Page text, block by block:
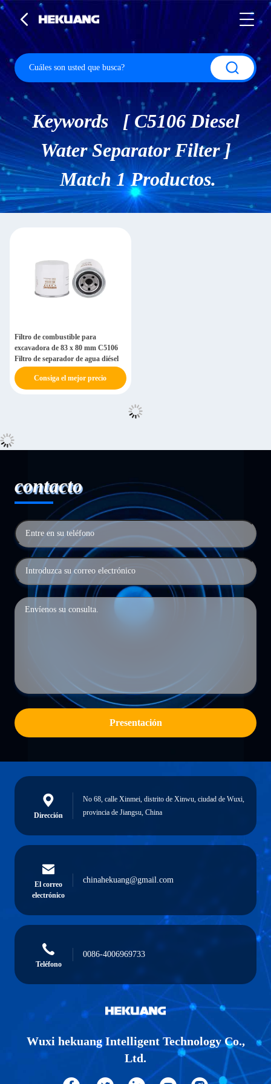
Keywords [ C5106 Diesel
Water Separator Filter ]
Match 1 Productos.
Filtro de combustible para
excavadora de 83 x 80 mm C5106
Filtro de separador de agua diésel
Consiga el mejor precio
contacto
Presentación
Dirección
No 68, calle Xinmei, distrito de Xinwu, ciudad de Wuxi,
provincia de Jiangsu, China
El correo
electrónico
chinahekuang@gmail.com
Teléfono
0086-4006969733
Wuxi hekuang Intelligent Technology Co.,
Ltd.